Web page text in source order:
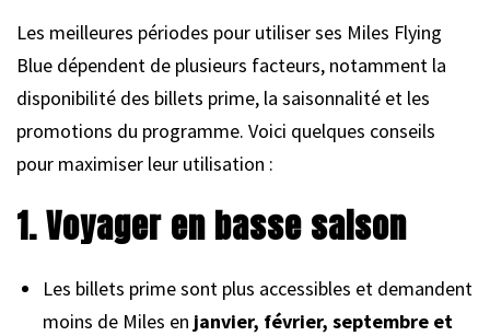
Les meilleures périodes pour utiliser ses Miles Flying
Blue dépendent de plusieurs facteurs, notamment la
disponibilité des billets prime, la saisonnalité et les
promotions du programme. Voici quelques conseils
pour maximiser leur utilisation :
1. Voyager en basse saison
Les billets prime sont plus accessibles et demandent
moins de Miles en janvier, février, septembre et